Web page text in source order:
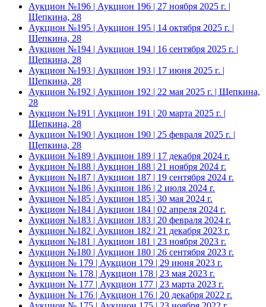
Аукцион №196 | Аукцион 196 | 27 ноября 2025 г. |
Щепкина, 28
Аукцион №195 | Аукцион 195 | 14 октября 2025 г. |
Щепкина, 28
Аукцион №194 | Аукцион 194 | 16 сентября 2025 г. |
Щепкина, 28
Аукцион №193 | Аукцион 193 | 17 июня 2025 г. |
Щепкина, 28
Аукцион №192 | Аукцион 192 | 22 мая 2025 г. | Щепкина,
28
Аукцион №191 | Аукцион 191 | 20 марта 2025 г. |
Щепкина, 28
Аукцион №190 | Аукцион 190 | 25 февраля 2025 г. |
Щепкина, 28
Аукцион №189 | Аукцион 189 | 17 декабря 2024 г.
Аукцион №188 | Аукцион 188 | 21 ноября 2024 г.
Аукцион №187 | Аукцион 187 | 19 сентября 2024 г.
Аукцион №186 | Аукцион 186 | 2 июля 2024 г.
Аукцион №185 | Аукцион 185 | 30 мая 2024 г.
Аукцион №184 | Аукцион 184 | 02 апреля 2024 г.
Аукцион №183 | Аукцион 183 | 20 февраля 2024 г.
Аукцион №182 | Аукцион 182 | 21 декабря 2023 г.
Аукцион №181 | Аукцион 181 | 23 ноября 2023 г.
Аукцион №180 | Аукцион 180 | 26 сентября 2023 г.
Аукцион № 179 | Аукцион 179 | 29 июня 2023 г.
Аукцион № 178 | Аукцион 178 | 23 мая 2023 г.
Аукцион № 177 | Аукцион 177 | 23 марта 2023 г.
Аукцион № 176 | Аукцион 176 | 20 декабря 2022 г.